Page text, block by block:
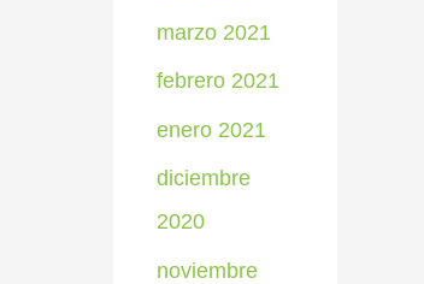
marzo 2021
febrero 2021
enero 2021
diciembre
2020
noviembre